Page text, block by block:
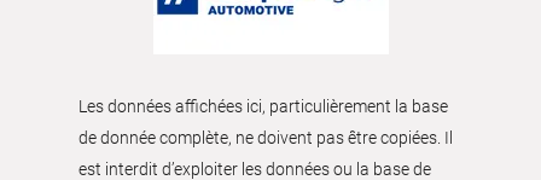
Les données affichées ici, particulièrement la base
de donnée complète, ne doivent pas être copiées. Il
est interdit d’exploiter les données ou la base de